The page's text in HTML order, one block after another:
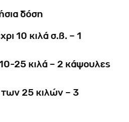
δόση
10 κιλά σ.β. – 1
25 κιλά – 2 κάψουλες
25 κιλών – 3